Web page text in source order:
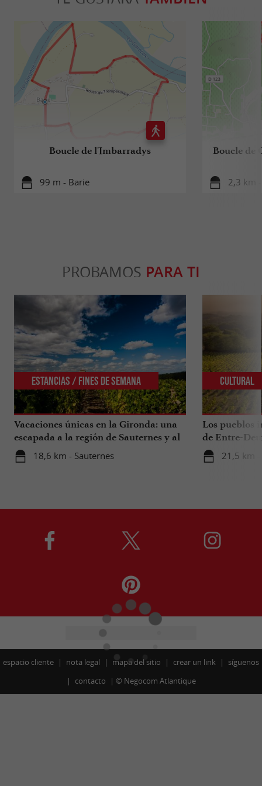
Boucle de l'Imbarradys
99 m - Barie
Boucle de
2,3 km
PROBAMOS PARA TI
Vacaciones únicas en la Gironda: una
escapada a la región de Sauternes y al
sur de la Gironda
18,6 km - Sauternes
Estancias / Fines de Semana
Los pueblos
de Entre-
21,5 km -
Cultural
espacio cliente nota legal mapa del sitio crear un link
síguenos
contacto
© Negocom Atlantique